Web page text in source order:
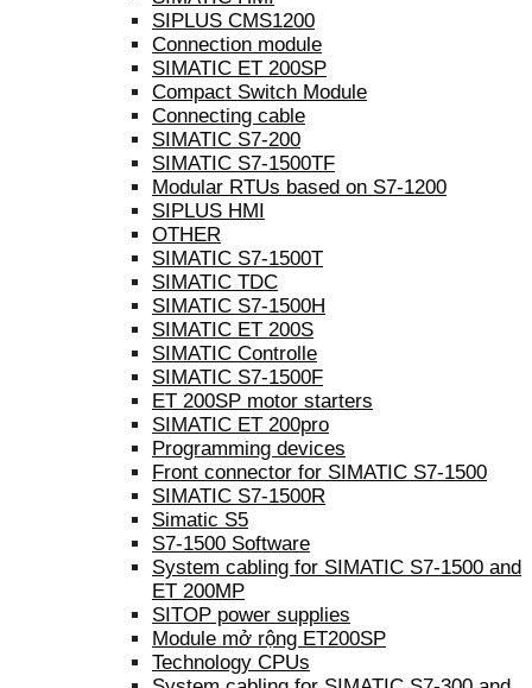
SIPLUS CMS1200
Connection module
SIMATIC ET 200SP
Compact Switch Module
Connecting cable
SIMATIC S7-200
SIMATIC S7-1500TF
Modular RTUs based on S7-1200
SIPLUS HMI
OTHER
SIMATIC S7-1500T
SIMATIC TDC
SIMATIC S7-1500H
SIMATIC ET 200S
SIMATIC Controlle
SIMATIC S7-1500F
ET 200SP motor starters
SIMATIC ET 200pro
Programming devices
Front connector for SIMATIC S7-1500
SIMATIC S7-1500R
Simatic S5
S7-1500 Software
System cabling for SIMATIC S7-1500 and
ET 200MP
SITOP power supplies
Module mở rộng ET200SP
Technology CPUs